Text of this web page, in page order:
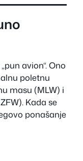
avion“. Ono
poletnu
masu (MLW) i
Kada se
ponašanje